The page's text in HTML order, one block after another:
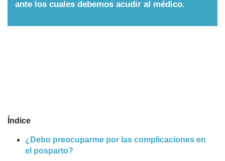
ante los cuales debemos acudir al médico.
Índice
¿Debo preocuparme por las complicaciones en
el posparto?